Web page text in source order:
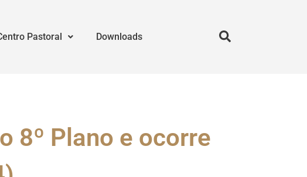
Pastoral Downloads
8º Plano e ocorre